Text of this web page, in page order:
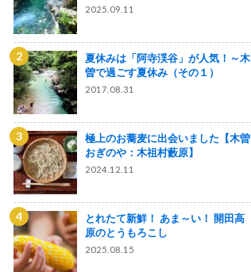
2025.09.11
夏休みは「阿寺渓谷」が人気！～木
曽で過ごす夏休み（その１）
2017.08.31
極上のお蕎麦に出会いました【木曽
おぎのや：木祖村藪原】
2024.12.11
とれたて新鮮！ あま～い！ 開田高
原のとうもろこし
2025.08.15